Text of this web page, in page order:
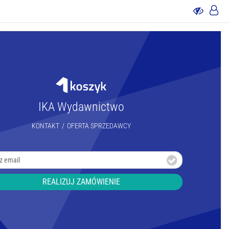
IKA Wydawnictwo
KONTAKT / OFERTA SPRZEDAWCY
REALIZUJ ZAMÓWIENIE